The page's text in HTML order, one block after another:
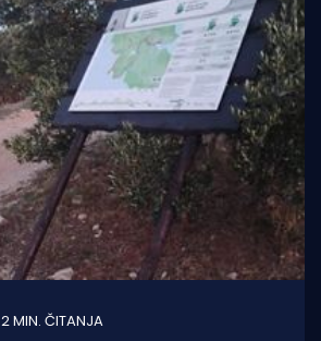
2 MIN. ČITANJA